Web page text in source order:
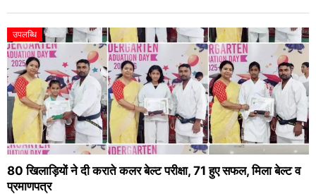
उपलब्धि
80 खिलाड़ियों ने दी कराते कलर बेल्ट परीक्षा, 71 हुए सफल, मिला बेल्ट व
प्रमाणपत्र